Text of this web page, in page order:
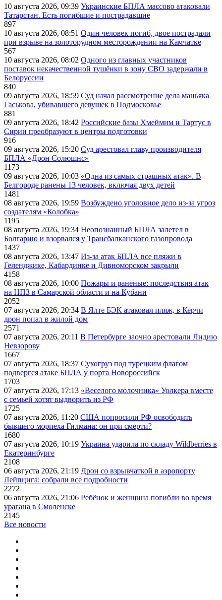
10 августа 2026, 09:39 Украинские БПЛА массово атаковали
Татарстан. Есть погибшие и пострадавшие
897
10 августа 2026, 08:51 Один человек погиб, двое пострадали
при взрыве на золоторудном месторождении на Камчатке
567
10 августа 2026, 08:02 Одного из главных участников
поставок некачественной тушёнки в зону СВО задержали в
Белоруссии
840
09 августа 2026, 18:59 Суд начал рассмотрение дела маньяка
Гаськова, убивавшего девушек в Подмосковье
881
09 августа 2026, 18:42 Российские базы Хмеймим и Тартус в
Сирии преобразуют в центры подготовки
916
09 августа 2026, 15:20 Суд арестовал главу производителя
БПЛА «Дрон Солюшнс»
1173
09 августа 2026, 10:03 «Одна из самых страшных атак». В
Белгороде ранены 13 человек, включая двух детей
1481
08 августа 2026, 19:59 Возбуждено уголовное дело из-за угроз
создателям «Колобка»
1195
08 августа 2026, 19:34 Неопознанный БПЛА залетел в
Болгарию и взорвался у Трансбалканского газопровода
1437
08 августа 2026, 13:47 Из-за атак БПЛА все пляжи в
Геленджике, Кабардинке и Дивноморском закрыли
4158
08 августа 2026, 10:00 Пожары и раненые: последствия атак
на НПЗ в Самарской области и на Кубани
2052
07 августа 2026, 20:34 В Ялте БЭК атаковал пляж, в Керчи
дрон попал в жилой дом
2571
07 августа 2026, 20:11 В Петербурге заочно арестовали Лидию
Невзорову
1667
07 августа 2026, 18:37 Сухогруз под турецким флагом
подвергся атаке БПЛА у порта Новороссийск
1703
07 августа 2026, 17:13 «Веселого молочника» Уолкера вместе
с семьей хотят выдворить из РФ
1725
07 августа 2026, 11:20 США попросили РФ освободить
бывшего морпеха Гилмана: он при смерти?
1680
07 августа 2026, 10:19 Украина ударила по складу Wildberries в
Екатеринбурге
2108
06 августа 2026, 21:19 Дрон со взрывчаткой в аэропорту
Лейпцига: собрали все подробности
2272
06 августа 2026, 21:06 Ребёнок и женщина погибли во время
урагана в Смоленске
2145
Все новости